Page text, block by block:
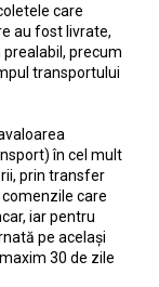
care
au fost livrate,
precum
transportului
în cel mult
prin transfer
care
iar pentru
pe același
30 de zile